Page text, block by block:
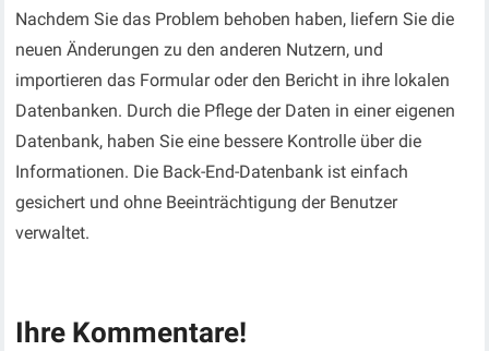
Nachdem Sie das Problem behoben haben, liefern Sie die
neuen Änderungen zu den anderen Nutzern, und
importieren das Formular oder den Bericht in ihre lokalen
Datenbanken. Durch die Pflege der Daten in einer eigenen
Datenbank, haben Sie eine bessere Kontrolle über die
Informationen. Die Back-End-Datenbank ist einfach
gesichert und ohne Beeinträchtigung der Benutzer
verwaltet.
Ihre Kommentare!